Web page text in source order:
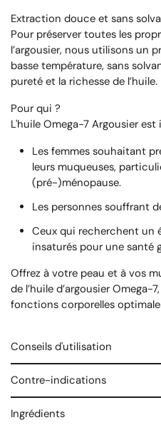
Extraction douce et sans
Pour préserver toutes les
l’argousier, nous utilisons un
basse température, sans
pureté et la richesse de l’huile.
Pour qui ?
L'huile Omega-7 Argousier est
Les femmes souhaitant
leurs muqueuses,
(pré-)ménopause.
Les personnes souffrant
Ceux qui recherchent un
insaturés pour une santé
Offrez à votre peau et à vos
de l’huile d’argousier
fonctions corporelles
Conseils d'utilisation
Contre-indications
Ingrédients